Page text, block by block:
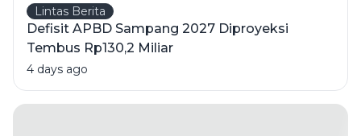
Lintas Berita
Defisit APBD Sampang 2027 Diproyeksi
Tembus Rp130,2 Miliar
4 days ago